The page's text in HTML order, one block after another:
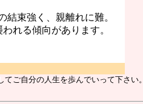
束強く、親離れに難。
れる傾向があります。
ご自分の人生を歩んでいって下さい。